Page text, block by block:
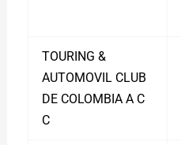
TOURING &
AUTOMOVIL CLUB
DE COLOMBIA A C
C